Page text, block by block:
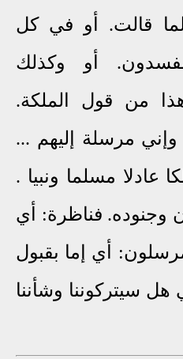
لما قالت. أو في كل
أو وكذلك
من قول الملكة.
مرسلة إليهم ...
عادلا مسلما ونبيا .
وجنوده. فناظرة: أي
أي إما بقبول
هل سيتركوننا وشأننا